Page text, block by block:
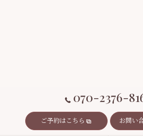
070-2376-
ご予約はこちら お問い